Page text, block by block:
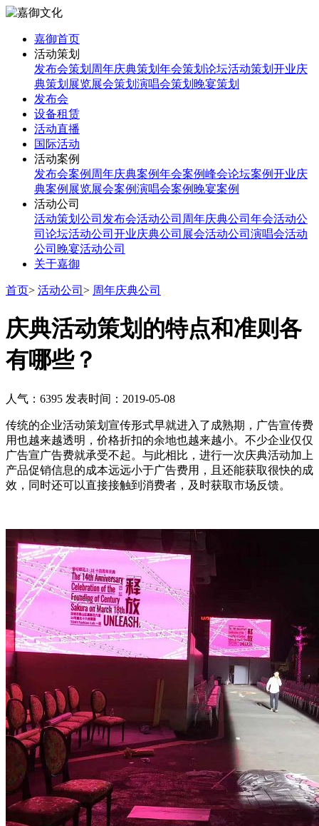
嘉御首页
活动策划
发布会策划 周年庆典策划 年会策划 论坛活动策划 开业庆
典策划 展览展会策划 演唱会策划 晚宴策划
发布会
设备租赁
活动直播
国际活动
活动案例
发布会案例 周年庆典案例年会案例峰会论坛案例开业庆
典案例 展览展会案例演唱会案例 晚宴案例
活动公司
活动策划公司 发布会活动公司 周年庆典公司 年会活动公
司 论坛活动公司 开业庆典公司 展会活动公司 演唱会活动
公司 晚宴活动公司
关于嘉御
首页> 活动公司 > 周年庆典公司
庆典活动策划的特点和准则各
有哪些？
人气：6395 发表时间：2019-05-08
传统的企业活动策划宣传形式早就进入了成熟期，广告宣传费
用也越来越透明，价格折扣的余地也越来越小。不少企业仅仅
广告宣广告费就承受不起。与此相比，进行一次庆典活动加上
产品促销信息的成本远远小于广告费用，且还能获取很快的成
效，同时还可以直接接触到消费者，及时获取市场反馈。